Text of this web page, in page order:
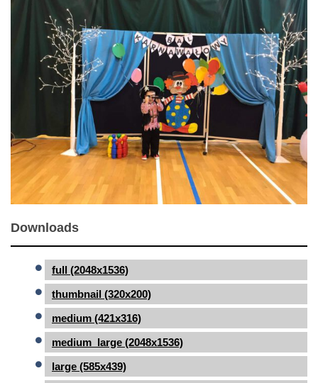
Downloads
full (2048x1536)
thumbnail (320x200)
medium (421x316)
medium_large (2048x1536)
large (585x439)